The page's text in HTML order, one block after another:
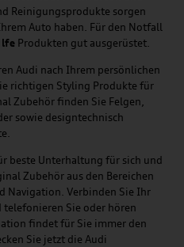
Reinigungsprodukte sorgen
Auto haben. Für den Notfall
Produkten gut ausgerüstet.
Audi nach Ihrem persönlichen
richtigen Styling Produkte für
Zubehör finden Sie Felgen,
sowie designtechnisch
beste Unterhaltung für sich und
Zubehör aus den Bereichen
Navigation. Verbinden Sie Ihr
Sie oder hören
findet für Sie immer den
Sie jetzt die Audi